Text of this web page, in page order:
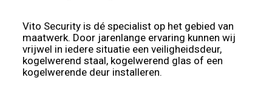
Vito Security is dé specialist op het gebied van
maatwerk. Door jarenlange ervaring kunnen wij
vrijwel in iedere situatie eenveiligheidsdeur,
kogelwerend staal, kogelwerend glas of een
kogelwerende deur installeren.